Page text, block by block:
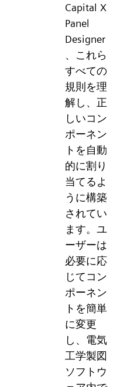
Capital X
Panel
Designer
、これら
すべての
規則を理
解し、正
しいコン
ポーネン
トを自動
的に割り
当てるよ
うに構築
されてい
ます。ユ
ーザーは
必要に応
じてコン
ポーネン
トを簡単
に変更
し、電気
工学製図
ソフトウ